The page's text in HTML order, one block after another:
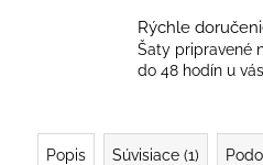
Rýchle
Šaty pripravené
do 48 hodín u
Popis Súvisiace (1)